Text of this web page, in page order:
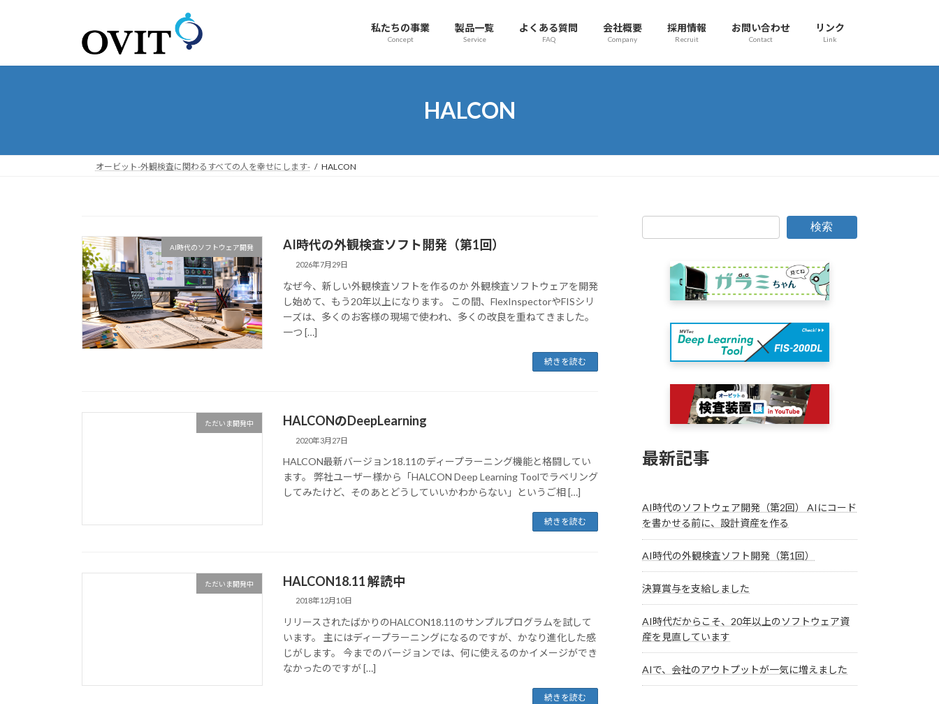
プ
動
私たちの事業
Concept
製品一覧
Service
よくある質問
FAQ
会社概要
Company
採用情報
Recruit
お問い合わせ
Contact
リンク
Link
HALCON
オービット-外観検査に関わるすべての人を幸せにします- HALCON
AI時代のソフトウェア開発 AI時代の外観検査ソフト開発（第1回）
2026年7月29日
なぜ今、新しい外観検査ソフトを作るのか 外観検査ソフトウェアを開発
し始めて、もう20年以上になります。 この間、FlexInspectorやFISシリ
ーズは、多くのお客様の現場で使われ、多くの改良を重ねてきました。
一つ […]
続きを読む
ただいま開発中 HALCONのDeepLearning
2020年3月27日
HALCON最新バージョン18.11のディープラーニング機能と格闘してい
ます。 弊社ユーザー様から「HALCON Deep Learning Toolでラベリング
してみたけど、そのあとどうしていいかわからない」というご相 […]
続きを読む
ただいま開発中 HALCON18.11 解読中
2018年12月10日
リリースされたばかりのHALCON18.11のサンプルプログラムを試して
います。 主にはディープラーニングになるのですが、かなり進化した感
じがします。 今までのバージョンでは、何に使えるのかイメージができ
なかったのですが […]
続きを読む
検索
最新記事
AI時代のソフトウェア開発（第2回） AIにコード
を書かせる前に、設計資産を作る
AI時代の外観検査ソフト開発（第1回）
決算賞与を支給しました
AI時代だからこそ、20年以上のソフトウェア資
産を見直しています
AIで、会社のアウトプットが一気に増えました